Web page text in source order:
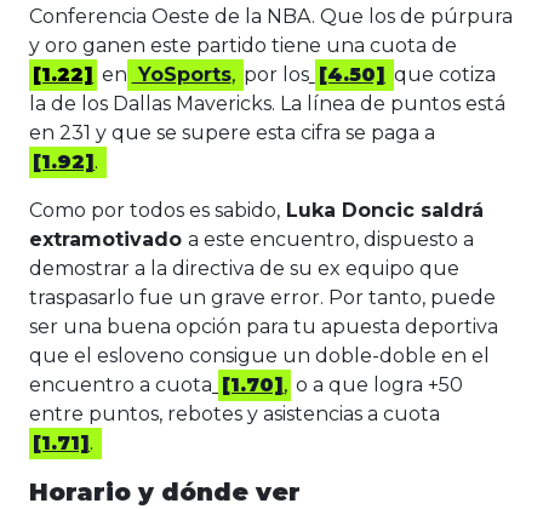
Conferencia Oeste de la NBA. Que los de púrpura
y oro ganen este partido tiene una cuota de
[1.22]
en YoSports, por los [4.50]
que cotiza
la de los Dallas Mavericks. La línea de puntos está
en 231 y que se supere esta cifra se paga a
[1.92] .
Como por todos es sabido, Luka Doncic saldrá
extramotivado a este encuentro, dispuesto a
demostrar a la directiva de su ex equipo que
traspasarlo fue un grave error. Por tanto, puede
ser una buena opción para tu apuesta deportiva
que el esloveno consigue un doble-doble en el
encuentro a cuota
[1.70] , o a que logra +50
entre puntos, rebotes y asistencias a cuota
[1.71] .
Horario y dónde ver